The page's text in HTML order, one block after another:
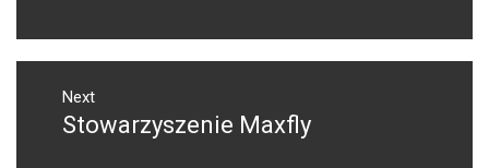
Next
Next
Stowarzyszenie Maxfly